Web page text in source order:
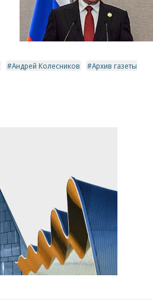
Андрей Колесников
Архив газеты